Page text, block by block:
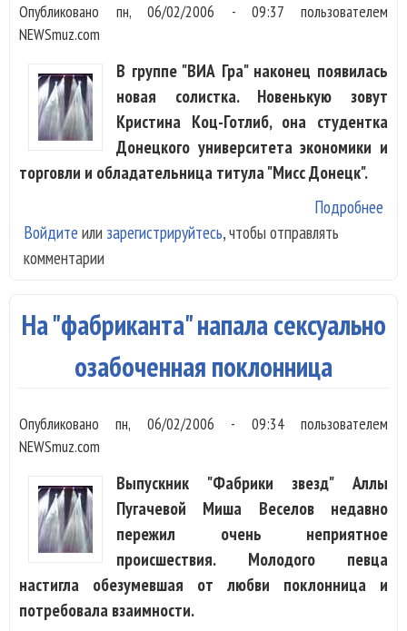
Опубликовано пн, 06/02/2006 - 09:37 пользователем
NEWSmuz.com
В группе "ВИА Гра" наконец появилась
новая солистка. Новенькую зовут
Кристина Коц-Готлиб, она студентка
Донецкого университета экономики и
торговли и обладательница титула "Мисс Донецк".
Подробнее
Войдите или зарегистрируйтесь, чтобы отправлять
комментарии
На "фабриканта" напала сексуально
озабоченная поклонница
Опубликованопн, 06/02/2006 - 09:34пользователем
NEWSmuz.com
Выпускник "Фабрики звезд" Аллы
Пугачевой Миша Веселов недавно
пережил очень неприятное
происшествия. Молодого певца
настигла обезумевшая от любви поклонница и
потребовала взаимности.